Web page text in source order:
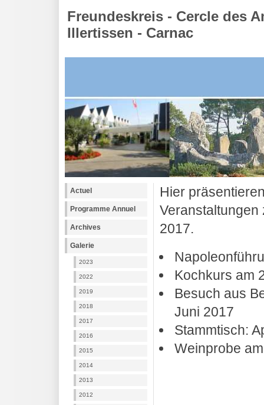
Freundeskreis - Cercle des
Illertissen - Carnac
Actuel
Programme Annuel
Archives
Galerie
2023
2022
2019
2018
2017
2016
2015
2014
2013
2012
Hier
Veranstaltungen
2017.
Kochkurs am
Besuch aus
Juni 2017
Stammtisch:
Weinprobe